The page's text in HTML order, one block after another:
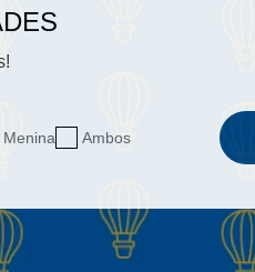
Menina Ambos